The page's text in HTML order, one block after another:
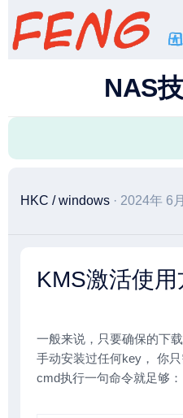
NAS
HKC /windows · 2024年 6
KMS激活使用
一般来说，只要确保的下
手动安装过任何key， 你
cmd执行一句命令就足够：